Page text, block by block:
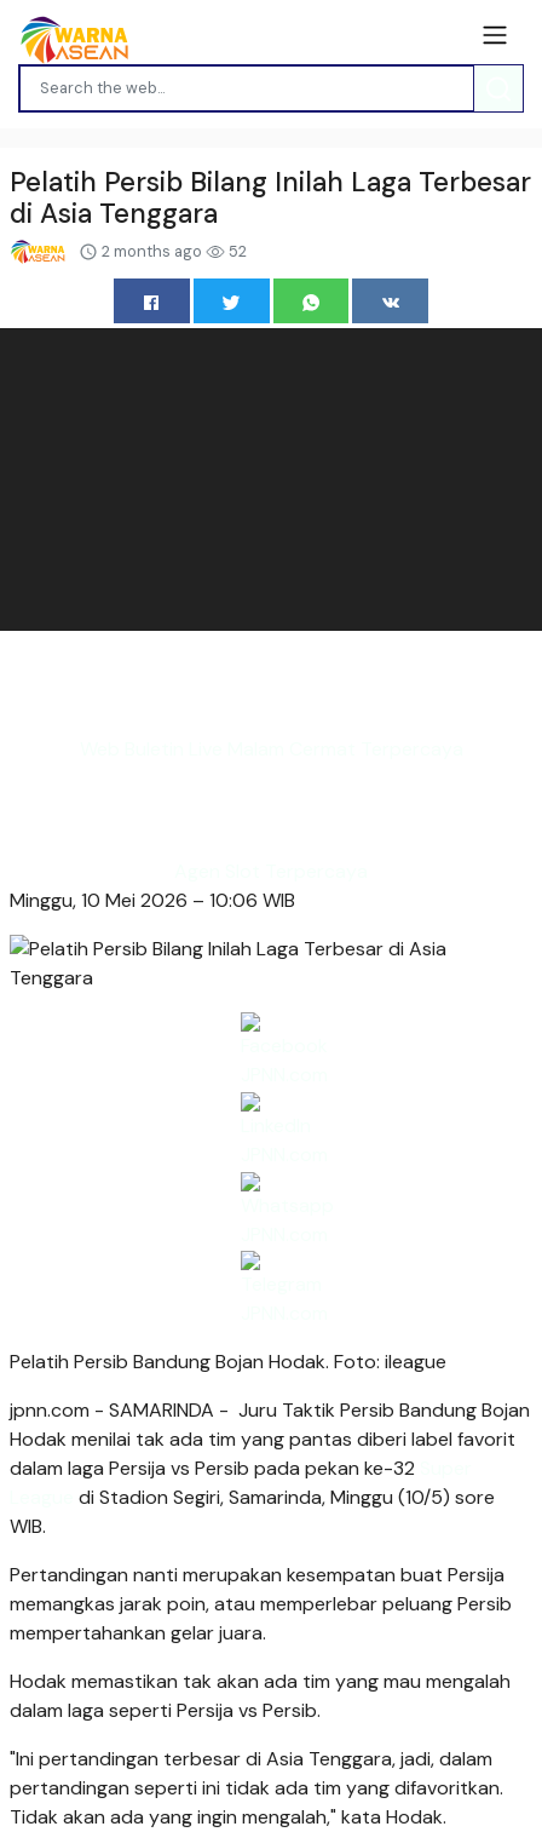
Pelatih Persib Bilang Inilah Laga Terbesar
di Asia Tenggara
2 months ago 52
Minggu, 10 Mei 2026 – 10:06 WIB
Pelatih Persib Bandung Bojan Hodak. Foto: ileague
jpnn.com - SAMARINDA - Juru Taktik Persib Bandung Bojan
Hodak menilai tak ada tim yang pantas diberi label favorit
dalam laga Persija vs Persib pada pekan ke-32
di Stadion Segiri, Samarinda, Minggu (10/5) sore
WIB.
Pertandingan nanti merupakan kesempatan buat Persija
memangkas jarak poin, atau memperlebar peluang Persib
mempertahankan gelar juara.
Hodak memastikan tak akan ada tim yang mau mengalah
dalam laga seperti Persija vs Persib.
"Ini pertandingan terbesar di Asia Tenggara, jadi, dalam
pertandingan seperti ini tidak ada tim yang difavoritkan.
Tidak akan ada yang ingin mengalah," kata Hodak.